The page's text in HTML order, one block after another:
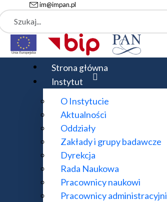
im@impan.pl
Strona główna
Instytut
O Instytucie
Aktualności
Oddziały
Zakłady i grupy badawcze
Dyrekcja
Rada Naukowa
Pracownicy naukowi
Pracownicy administracyjni